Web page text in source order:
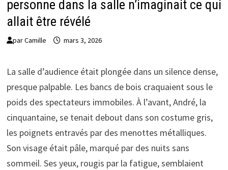
personne dans la salle n’imaginait ce qui
allait être révélé
parCamille mars 3, 2026
La salle d’audience était plongée dans un silence dense,
presque palpable. Les bancs de bois craquaient sous le
poids des spectateurs immobiles. À l’avant, André, la
cinquantaine, se tenait debout dans son costume gris,
les poignets entravés par des menottes métalliques.
Son visage était pâle, marqué par des nuits sans
sommeil. Ses yeux, rougis par la fatigue, semblaient